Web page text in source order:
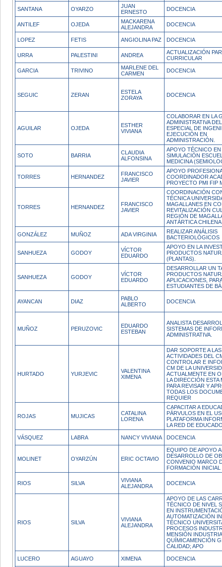
SANTANA OYARZO
JUAN
ERNESTO
DOCENCIA
ANTILEF OJEDA
MACKARENA
ALEJANDRA
DOCENCIA
LOPEZ FETIS ANGIOLINA PAZ DOCENCIA
URRA PALESTINI ANDREA
ACTUALIZACIÓN
CURRICULAR
GARCIA TRIVINO
MARLENE DEL
CARMEN
DOCENCIA
SEGUIC ZERAN
ESTELA
ZORAYA
DOCENCIA
AGUILAR OJEDA
ESTHER
VIVIANA
COLABORAR EN LA
ADMINISTRATIVA
ESPECIAL DE
EJECUCIÓN EN
ADMINISTRACIÓN.
SOTO BARRIA
CLAUDIA
ALFONSINA
APOYO TÉCNICO
SIMULACIÓN
MEDICINA
TORRES HERNANDEZ
FRANCISCO
JAVIER
APOYO
COORDINADOR
PROYECTO PMI FIP
TORRES HERNANDEZ
FRANCISCO
JAVIER
COORDINACIÓN
TÉCNICA
MAGALLANES EN
REVITALIZACIÓN
REGIÓN DE
ANTÁRTICA CHILENA
GONZÁLEZ MUÑOZ ADA VIRGINIA
REALIZAR ANÁLISIS
BACTERIOLÓGICOS
SANHUEZA GODOY
VÍCTOR
EDUARDO
APOYO EN LA
PRODUCTOS
(PLANTAS).
SANHUEZA GODOY
VÍCTOR
EDUARDO
DESARROLLAR UN
PRODUCTOS
APLICACIONES,
ESTUDIANTES DE
AYANCAN DIAZ
PABLO
ALBERTO
DOCENCIA
MUÑOZ PERUZOVIC
EDUARDO
ESTEBAN
ANALISTA
SISTEMAS DE
ADMINISTRATIVA.
HURTADO YURJEVIC
VALENTINA
XIMENA
DAR SOPORTE A LAS
ACTIVIDADES DEL
CONTROLAR E
CM DE LA
ACTUALMENTE EN
LA DIRECCIÓN ESTA
PARA REVISAR Y
TODAS LOS
REQUIER
ROJAS MUJICAS
CATALINA
LORENA
CAPACITAR A
PÁRVULOS EN EL
PLATAFORMA
LA RED DE
VÁSQUEZ LABRA NANCY VIVIANA DOCENCIA
MOLINET OYARZÚN ERIC OCTAVIO
EQUIPO DE APOYO
DESARROLLO DE
CONVENIO MARCO
FORMACIÓN
RIOS SILVA
VIVIANA
ALEJANDRA
DOCENCIA
RIOS SILVA
VIVIANA
ALEJANDRA
APOYO DE LAS
TÉCNICO DE NIVEL
EN
AUTOMATIZACIÓN
TÉCNICO
PROCESOS
MENSIÓN INDUSTRIA
QUÍMICAMENCIÓN
CALIDAD; APO
LUCERO AGUAYO XIMENA DOCENCIA